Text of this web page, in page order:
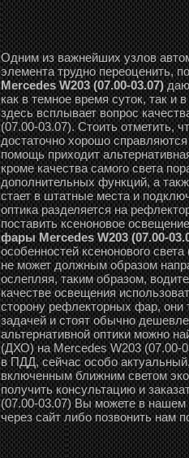
Одним из важнейших узлов
элемента трудно переоценить,
Mercedes W203 (07.00-03.07)
как в темное время суток, так и
здесь всплывает вопрос
(07.00-03.07). Стоить отметить,
достаточно хорошо
помощь приходит
кроме качества самого света
дополнительных функций, а
стает в штатные места и
оптика разделяется на
поставить ксеноновое
фары Mercedes W203 (07.00-
особенностей ксенонового
не может должным образом
ослепляя, таким образом,
качестве освещения
сторону рефлекторных фар, они
задачей и стоят обычно
альтернативной оптики можно
(ДХО) на Mercedes W203 (07.00-
в ПДД, сейчас особо
включенным ближним светом
получить консультацию и
(07.00-03.07) Вы можете в нашем
через сайт либо позвонить нам